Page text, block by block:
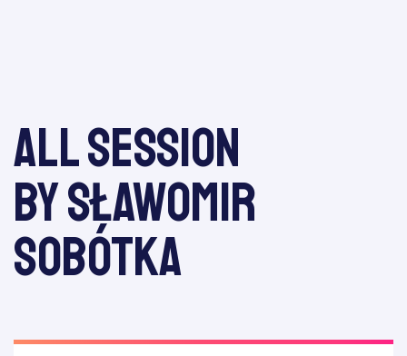
All session
by Sławomir
Sobótka